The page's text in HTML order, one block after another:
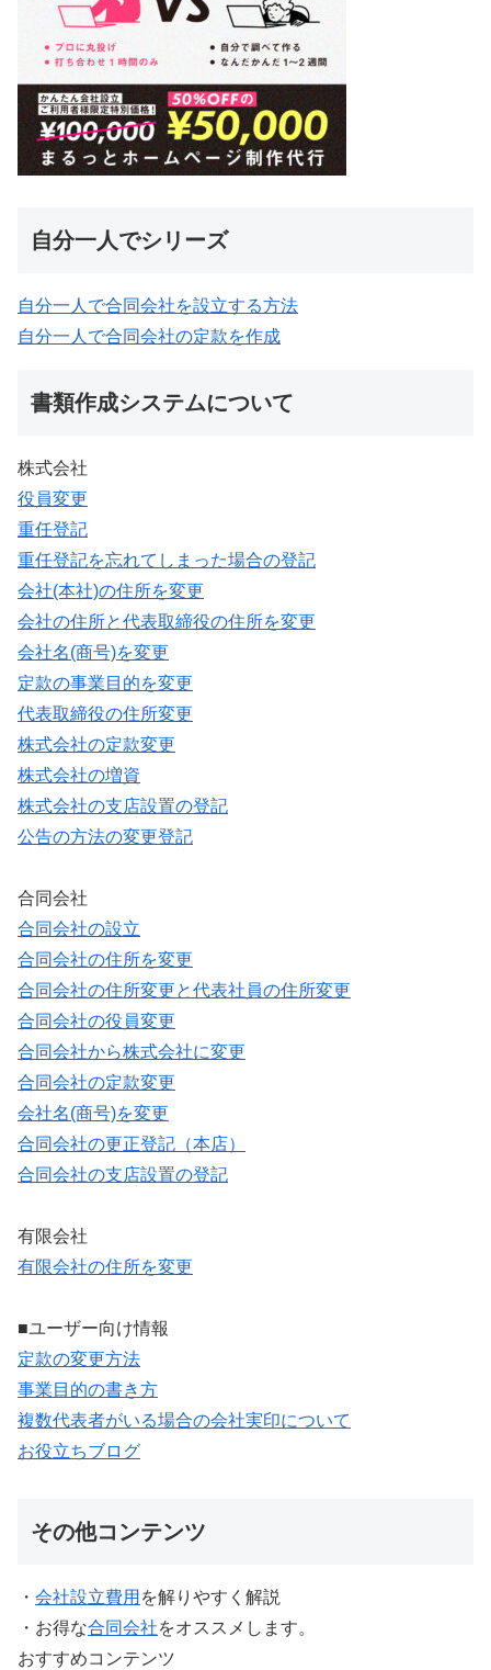
自分一人でシリーズ
自分一人で合同会社を設立する方法
自分一人で合同会社の定款を作成
書類作成システムについて
株式会社
役員変更
重任登記
重任登記を忘れてしまった場合の登記
会社(本社)の住所を変更
会社の住所と代表取締役の住所を変更
会社名(商号)を変更
定款の事業目的を変更
代表取締役の住所変更
株式会社の定款変更
株式会社の増資
株式会社の支店設置の登記
公告の方法の変更登記
合同会社
合同会社の設立
合同会社の住所を変更
合同会社の住所変更と代表社員の住所変更
合同会社の役員変更
合同会社から株式会社に変更
合同会社の定款変更
会社名(商号)を変更
合同会社の更正登記（本店）
合同会社の支店設置の登記
有限会社
有限会社の住所を変更
■ユーザー向け情報
定款の変更方法
事業目的の書き方
複数代表者がいる場合の会社実印について
お役立ちブログ
その他コンテンツ
・ 会社設立費用 を解りやすく解説
・お得な合同会社をオススメします。
おすすめコンテンツ